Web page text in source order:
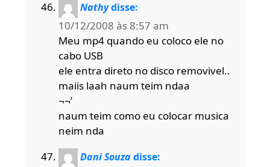
Nathy disse:
10/12/2008 às 8:57 am
Meu mp4 quando eu coloco ele no
cabo USB
ele entra direto no disco removivel..
maiis laah naum teim ndaa
¬¬’
naum teim como eu colocar musica
neim nda
Dani Souza disse: